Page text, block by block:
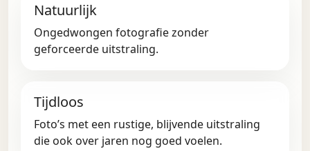
Natuurlijk
Ongedwongen fotografie zonder
geforceerde uitstraling.
Tijdloos
Foto’s met een rustige, blijvende uitstraling
die ook over jaren nog goed voelen.